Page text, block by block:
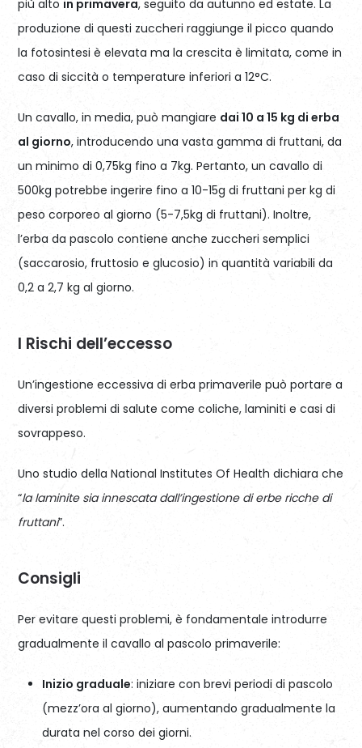
più alto in primavera, seguito da autunno ed estate. La
produzione di questi zuccheri raggiunge il picco quando
la fotosintesi è elevata ma la crescita è limitata, come in
caso di siccità o temperature inferiori a 12°C.
Un cavallo, in media, può mangiare dai 10 a 15 kg di erba
al giorno, introducendo una vasta gamma di fruttani, da
un minimo di 0,75kg fino a 7kg. Pertanto, un cavallo di
500kg potrebbe ingerire fino a 10-15g di fruttani per kg di
peso corporeo al giorno (5-7,5kg di fruttani). Inoltre,
l’erba da pascolo contiene anche zuccheri semplici
(saccarosio, fruttosio e glucosio) in quantità variabili da
0,2 a 2,7 kg al giorno.
I Rischi dell’eccesso
Un’ingestione eccessiva di erba primaverile può portare a
diversi problemi di salute come coliche, laminiti e casi di
sovrappeso.
Uno studio della National Institutes Of Health dichiara che
“la laminite sia innescata dall’ingestione di erbe ricche di
fruttani”.
Consigli
Per evitare questi problemi, è fondamentale introdurre
gradualmente il cavallo al pascolo primaverile:
Inizio graduale: iniziare con brevi periodi di pascolo
(mezz’ora al giorno), aumentando gradualmente la
durata nel corso dei giorni.